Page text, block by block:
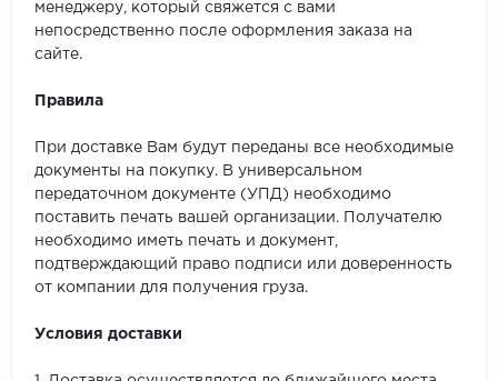
менеджеру, который свяжется с вами
непосредственно после оформления заказа на
сайте.
Правила
При доставке Вам будут переданы все необходимые
документы на покупку. В универсальном
передаточном документе (УПД) необходимо
поставить печать вашей организации. Получателю
необходимо иметь печать и документ,
подтверждающий право подписи или доверенность
от компании для получения груза.
Условия доставки